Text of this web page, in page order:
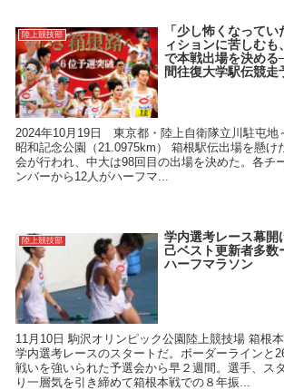
陸上競技部
「少し怖くなって
ィションに苦しむ
で本戦出場を決め
間往復大学駅伝競走
2024年10月19日 東京都・陸上自衛隊立川駐屯地
昭和記念公園（21.0975km） 箱根駅伝出場を懸け
会が行われ、中大は98回目の出場を決めた。各チ
ンバーから12人がハーフマ...
陸上競技部
学内選考レース幕開
己ベスト更新者多数
ハーフマラソン
11月10日 駒沢オリンピック公園陸上競技場 箱根
学内選考レースのスタートだ。ボーダーラインと
戦いを強いられた予選会から早２週間。選手、ス
り一層気を引き締めて箱根本戦での８年振...